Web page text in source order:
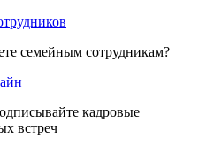
семейным сотрудникам?
кадровые
встреч